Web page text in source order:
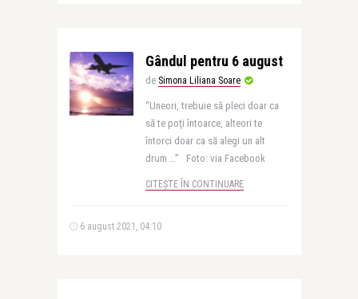
Gândul pentru 6 august
de Simona Liliana Soare
“Uneori, trebuie să pleci doar ca
să te poţi întoarce, alteori te
întorci doar ca să alegi un alt
drum …” Foto: via Facebook
CITEȘTE ÎN CONTINUARE
6 august 2021, 04:10